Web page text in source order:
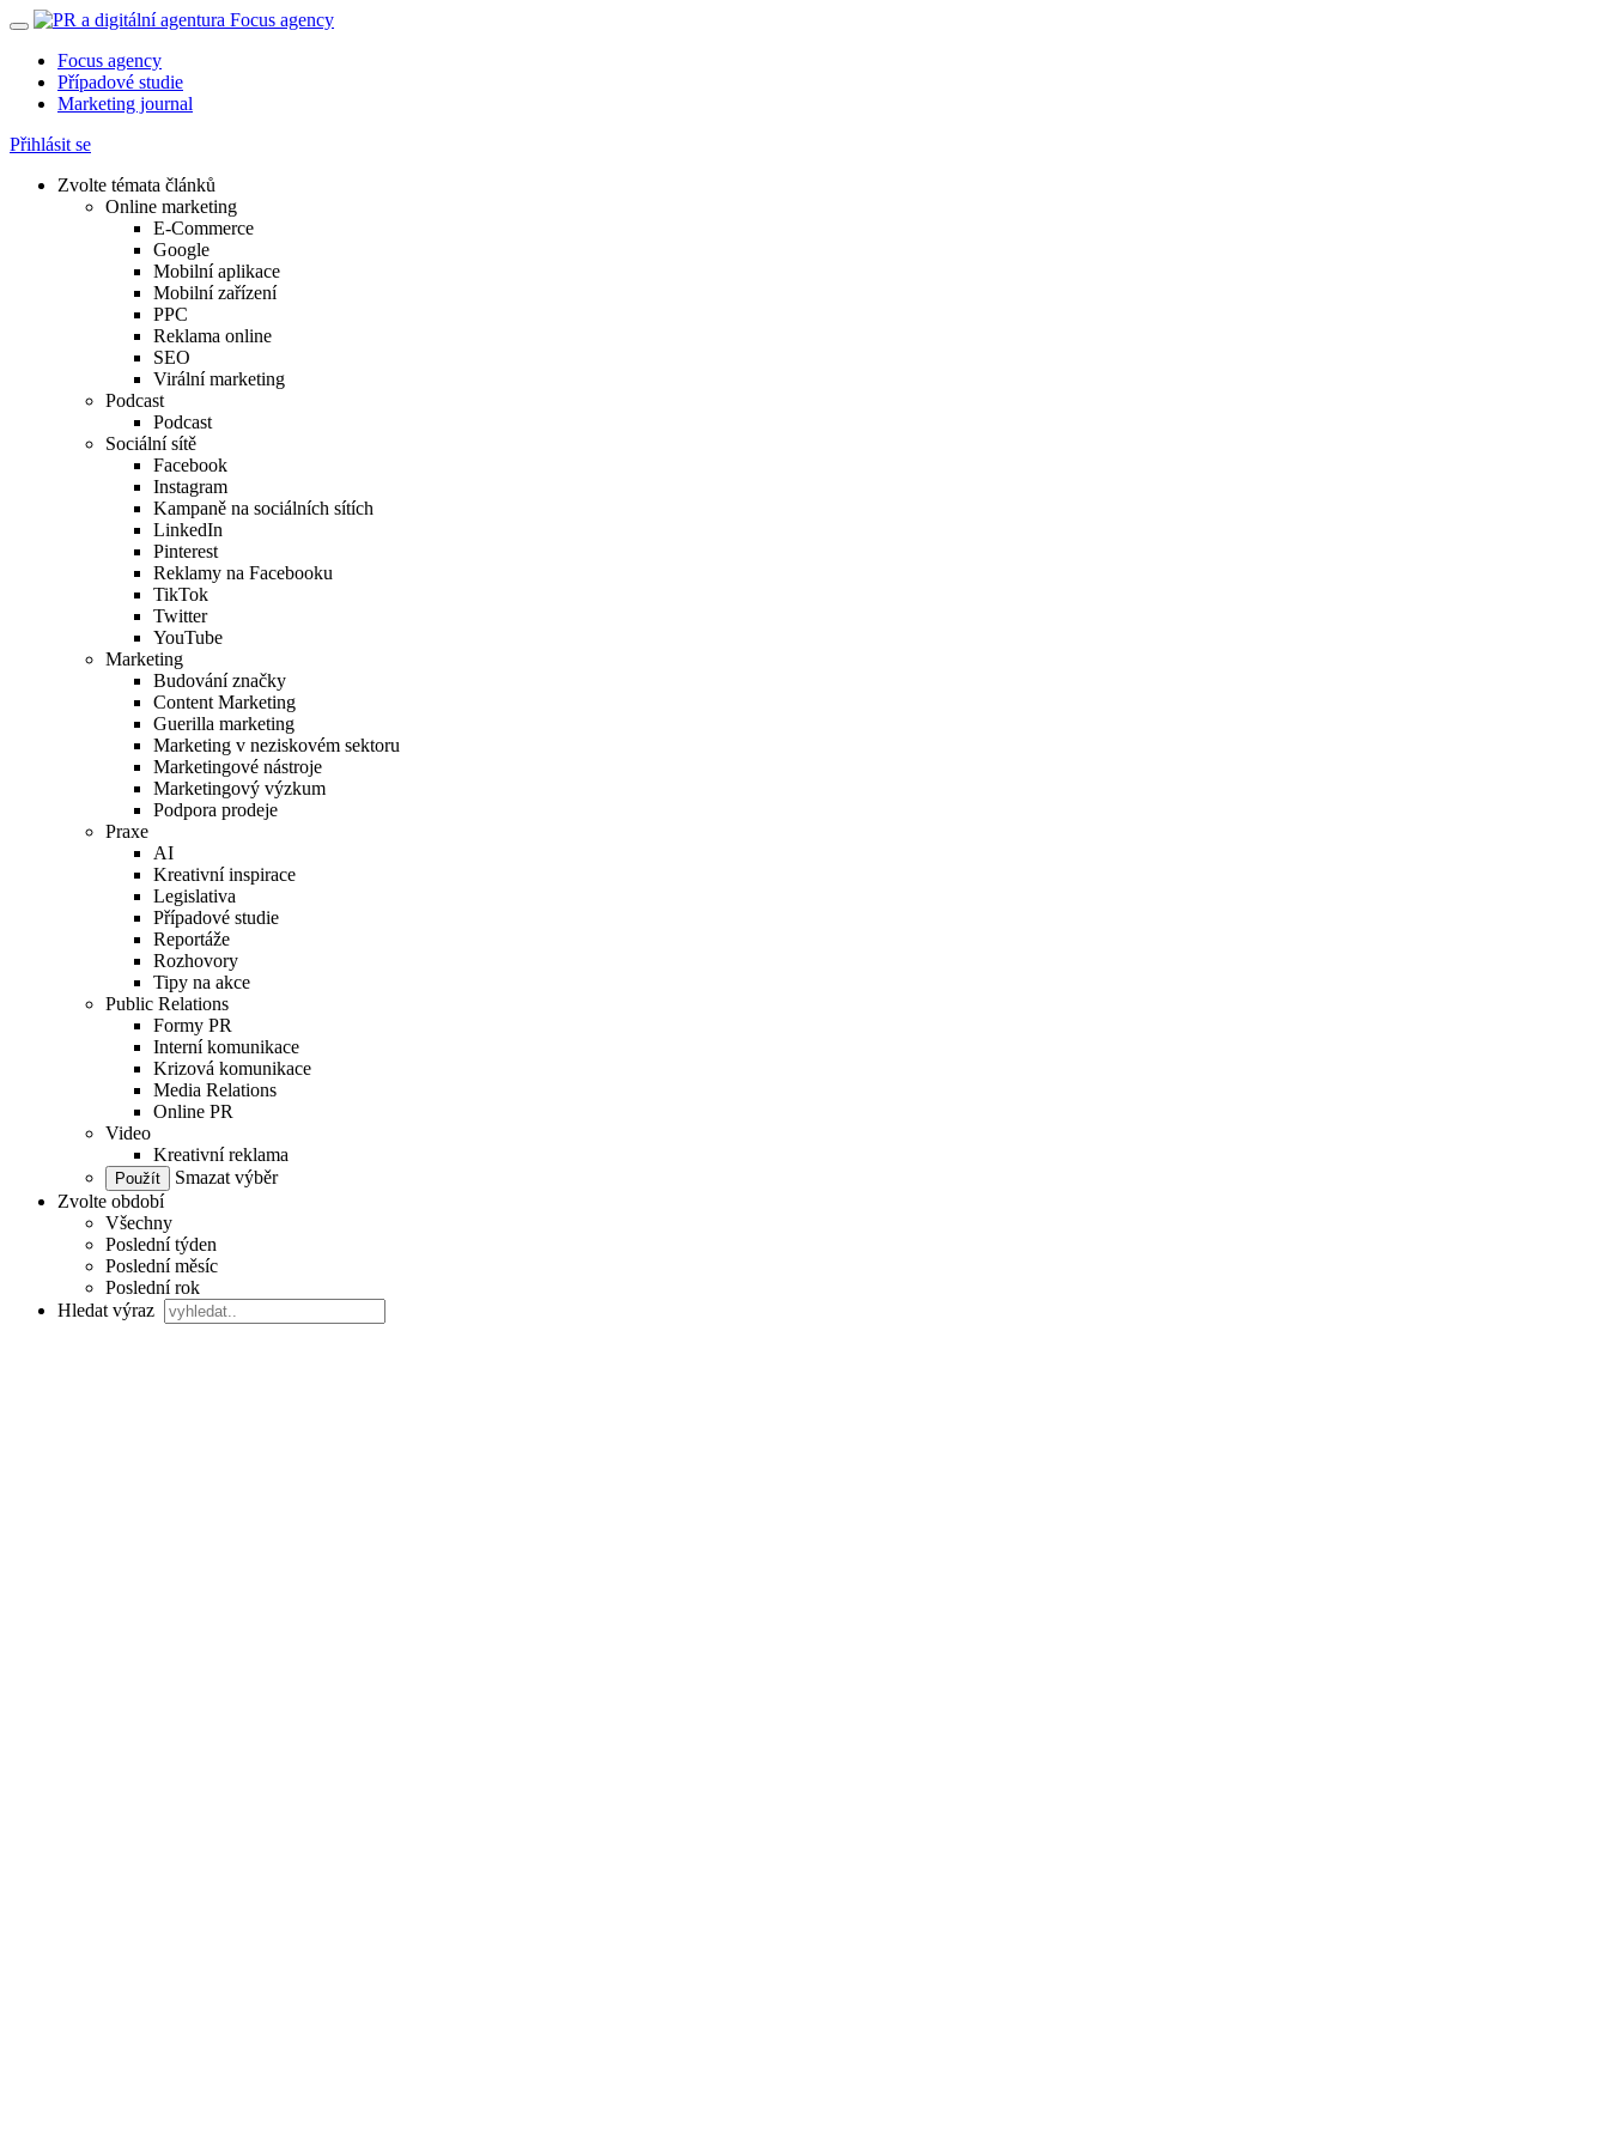
Focus agency
Případové studie
Marketing journal
Přihlásit se
Zvolte témata článků
Online marketing
E-Commerce
Google
Mobilní aplikace
Mobilní zařízení
PPC
Reklama online
SEO
Virální marketing
Podcast
Podcast
Sociální sítě
Facebook
Instagram
Kampaně na sociálních sítích
LinkedIn
Pinterest
Reklamy na Facebooku
TikTok
Twitter
YouTube
Marketing
Budování značky
Content Marketing
Guerilla marketing
Marketing v neziskovém sektoru
Marketingové nástroje
Marketingový výzkum
Podpora prodeje
Praxe
AI
Kreativní inspirace
Legislativa
Případové studie
Reportáže
Rozhovory
Tipy na akce
Public Relations
Formy PR
Interní komunikace
Krizová komunikace
Media Relations
Online PR
Video
Kreativní reklama
Smazat výběr
Zvolte období
Všechny
Poslední týden
Poslední měsíc
Poslední rok
Hledat výraz